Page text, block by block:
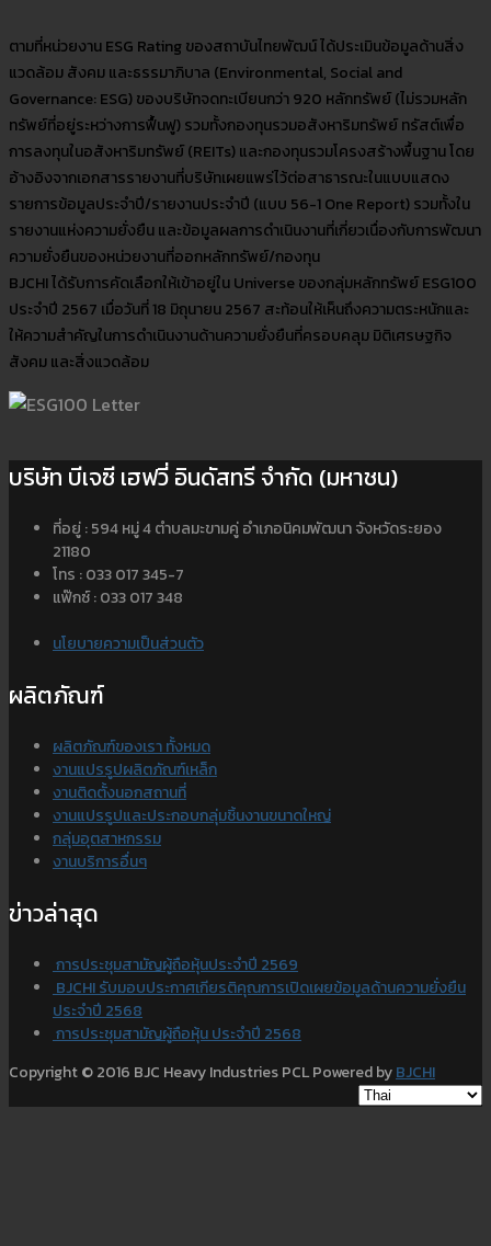
ตามที่หน่วยงาน ESG Rating ของสถาบันไทยพัฒน์ ได้ประเมินข้อมูลด้านสิ่ง
แวดล้อม สังคม และธรรมาภิบาล (Environmental, Social and
Governance: ESG) ของบริษัทจดทะเบียนกว่า 920 หลักทรัพย์ (ไม่รวมหลัก
ทรัพย์ที่อยู่ระหว่างการฟื้นฟู) รวมทั้งกองทุนรวมอสังหาริมทรัพย์ ทรัสต์เพื่อ
การลงทุนในอสังหาริมทรัพย์ (REITs) และกองทุนรวมโครงสร้างพื้นฐาน โดย
อ้างอิงจากเอกสารรายงานที่บริษัทเผยแพร่ไว้ต่อสาธารณะในแบบแสดง
รายการข้อมูลประจำปี/รายงานประจำปี (แบบ 56-1 One Report) รวมทั้งใน
รายงานแห่งความยั่งยืน และข้อมูลผลการดำเนินงานที่เกี่ยวเนื่องกับการพัฒนา
ความยั่งยืนของหน่วยงานที่ออกหลักทรัพย์/กองทุน
BJCHI ได้รับการคัดเลือกให้เข้าอยู่ใน Universe ของกลุ่มหลักทรัพย์ ESG100
ประจำปี 2567 เมื่อวันที่ 18 มิถุนายน 2567 สะท้อนให้เห็นถึงความตระหนักและ
ให้ความสำคัญในการดำเนินงานด้านความยั่งยืนที่ครอบคลุม มิติเศรษฐกิจ
สังคม และสิ่งแวดล้อม
บริษัท บีเจซี เฮฟวี่ อินดัสทรี จำกัด (มหาชน)
ที่อยู่ : 594 หมู่ 4 ตำบลมะขามคู่ อำเภอนิคมพัฒนา จังหวัดระยอง
21180
โทร : 033 017 345-7
แฟ๊กซ์ : 033 017 348
นโยบายความเป็นส่วนตัว
ผลิตภัณฑ์
ผลิตภัณฑ์ของเรา ทั้งหมด
งานแปรรูปผลิตภัณฑ์เหล็ก
งานติดตั้งนอกสถานที่
งานแปรรูปและประกอบกลุ่มชิ้นงานขนาดใหญ่
กลุ่มอุตสาหกรรม
งานบริการอื่นๆ
ข่าวล่าสุด
การประชุมสามัญผู้ถือหุ้นประจำปี 2569
BJCHI รับมอบประกาศเกียรติคุณการเปิดเผยข้อมูลด้านความยั่งยืน
ประจำปี 2568
การประชุมสามัญผู้ถือหุ้น ประจำปี 2568
Copyright © 2016 BJC Heavy Industries PCL Powered byBJCHI